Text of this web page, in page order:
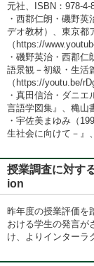
元社、ISBN：978-4-
・西郡仁朗・磯野
デオ教材）、東京都
（https://
・磯野英治・西郡
語景観－初級・生活
（https://youtu.be/
・真田信治・ダニ
言語学図集』、穐山
・宇佐美まゆみ（
生社会に向けて－』
授業調査に対
ion
昨年度の授業評価を
おける学生の発言が
け、よりインターラ